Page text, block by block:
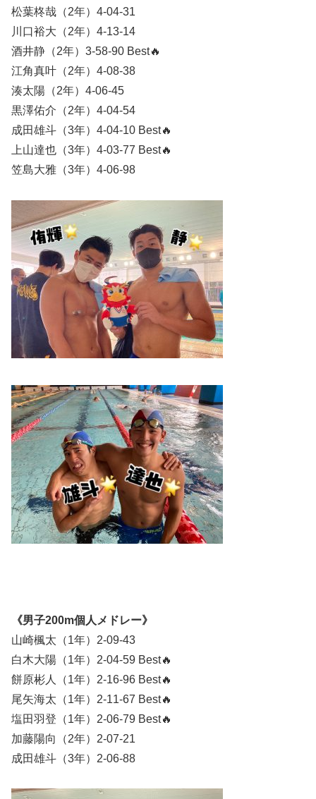
松葉柊哉（2年）4-04-31
川口裕大（2年）4-13-14
酒井静（2年）3-58-90 Best🔥
江角真叶（2年）4-08-38
湊太陽（2年）4-06-45
黒澤佑介（2年）4-04-54
成田雄斗（3年）4-04-10 Best🔥
上山達也（3年）4-03-77 Best🔥
笠島大雅（3年）4-06-98
《男子200m個人メドレー》
山崎楓太（1年）2-09-43
白木大陽（1年）2-04-59 Best🔥
餅原彬人（1年）2-16-96 Best🔥
尾矢海太（1年）2-11-67 Best🔥
塩田羽登（1年）2-06-79 Best🔥
加藤陽向（2年）2-07-21
成田雄斗（3年）2-06-88